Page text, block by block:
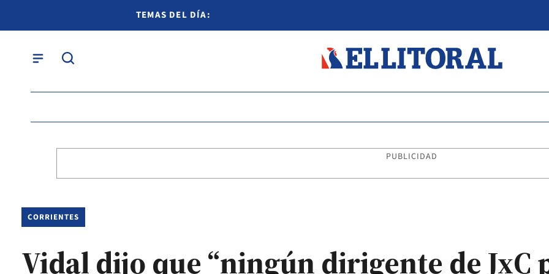
TEMAS DEL DÍA:
PUBLICIDAD
CORRIENTES
Vidal dijo que “ningún dirigente de JxC